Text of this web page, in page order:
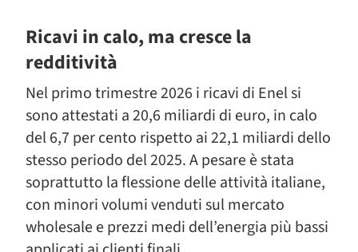
Ricavi in calo, ma cresce la
redditività
Nel primo trimestre 2026 i ricavi di Enel si
sono attestati a 20,6 miliardi di euro, in calo
del 6,7 per cento rispetto ai 22,1 miliardi dello
stesso periodo del 2025. A pesare è stata
soprattutto la flessione delle attività italiane,
con minori volumi venduti sul mercato
wholesale e prezzi medi dell’energia più bassi